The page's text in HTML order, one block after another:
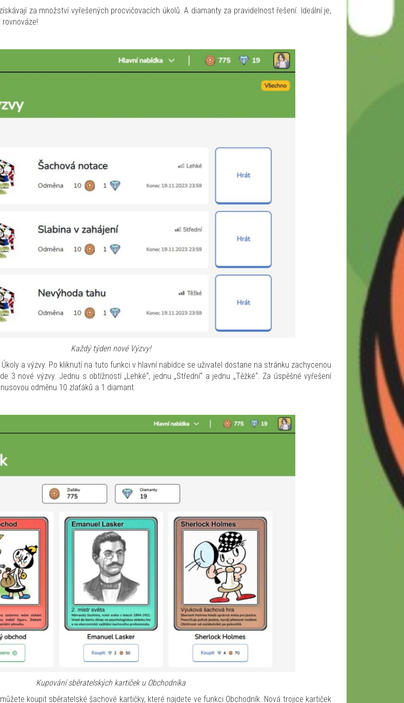
za množství vyřešených procvičovacích úkolů. A diamanty za pravidelnost řešení. Ideální je,
Každý týden nové Výzvy!
a výzvy. Po kliknutí na tuto funkci v hlavní nabídce se uživatel dostane na stránku zachycenou
3 nové výzvy. Jednu s obtížností „Lehké“, jednu „Střední“ a jednu „Těžké“. Za úspěšné vyřešení
odměnu 10 zlaťáků a 1 diamant.
Kupování sběratelských kartiček u Obchodníka
koupit sběratelské šachové kartičky, které najdete ve funkci Obchodník. Nová trojice kartiček